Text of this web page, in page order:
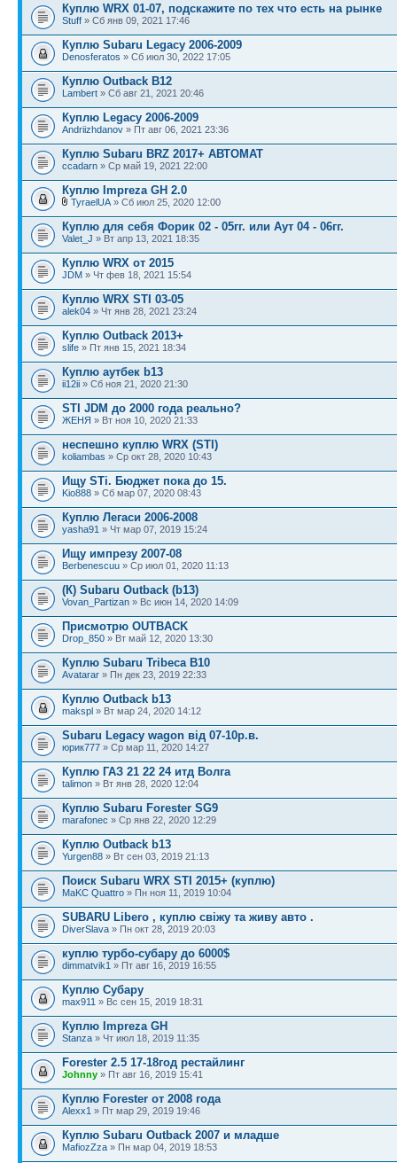
Куплю WRX 01-07, подскажите по тех что есть на рынке
Stuff » Сб янв 09, 2021 17:46
Куплю Subaru Legacy 2006-2009
Denosferatos » Сб июл 30, 2022 17:05
Куплю Outback B12
Lambert » Сб авг 21, 2021 20:46
Куплю Legacy 2006-2009
Andriizhdanov » Пт авг 06, 2021 23:36
Куплю Subaru BRZ 2017+ АВТОМАТ
ccadarn » Ср май 19, 2021 22:00
Куплю Impreza GH 2.0
TyraelUA » Сб июл 25, 2020 12:00
Куплю для себя Форик 02 - 05гг. или Аут 04 - 06гг.
Valet_J » Вт апр 13, 2021 18:35
Куплю WRX от 2015
JDM » Чт фев 18, 2021 15:54
Куплю WRX STI 03-05
alek04 » Чт янв 28, 2021 23:24
Куплю Outback 2013+
slife » Пт янв 15, 2021 18:34
Куплю аутбек b13
ii12ii » Сб ноя 21, 2020 21:30
STI JDM до 2000 года реально?
ЖЕНЯ » Вт ноя 10, 2020 21:33
неспешно куплю WRX (STI)
koliambas » Ср окт 28, 2020 10:43
Ищу STi. Бюджет пока до 15.
Kio888 » Сб мар 07, 2020 08:43
Куплю Легаси 2006-2008
yasha91 » Чт мар 07, 2019 15:24
Ищу импрезу 2007-08
Berbenescuu » Ср июл 01, 2020 11:13
(К) Subaru Outback (b13)
Vovan_Partizan » Вс июн 14, 2020 14:09
Присмотрю OUTBACK
Drop_850 » Вт май 12, 2020 13:30
Куплю Subaru Tribeca B10
Avatarar » Пн дек 23, 2019 22:33
Куплю Outback b13
makspl » Вт мар 24, 2020 14:12
Subaru Legacy wagon від 07-10р.в.
юрик777 » Ср мар 11, 2020 14:27
Куплю ГАЗ 21 22 24 итд Волга
talimon » Вт янв 28, 2020 12:04
Куплю Subaru Forester SG9
marafonec » Ср янв 22, 2020 12:29
Куплю Outback b13
Yurgen88 » Вт сен 03, 2019 21:13
Поиск Subaru WRX STI 2015+ (куплю)
MaKC Quattro » Пн ноя 11, 2019 10:04
SUBARU Libero , куплю свіжу та живу авто .
DiverSlava » Пн окт 28, 2019 20:03
куплю турбо-субару до 6000$
dimmatvik1 » Пт авг 16, 2019 16:55
Куплю Субару
max911 » Вс сен 15, 2019 18:31
Куплю Impreza GH
Stanza » Чт июл 18, 2019 11:35
Forester 2.5 17-18год рестайлинг
Johnny » Пт авг 16, 2019 15:41
Куплю Forester от 2008 года
Alexx1 » Пт мар 29, 2019 19:46
Куплю Subaru Outback 2007 и младше
MafiozZza » Пн мар 04, 2019 18:53